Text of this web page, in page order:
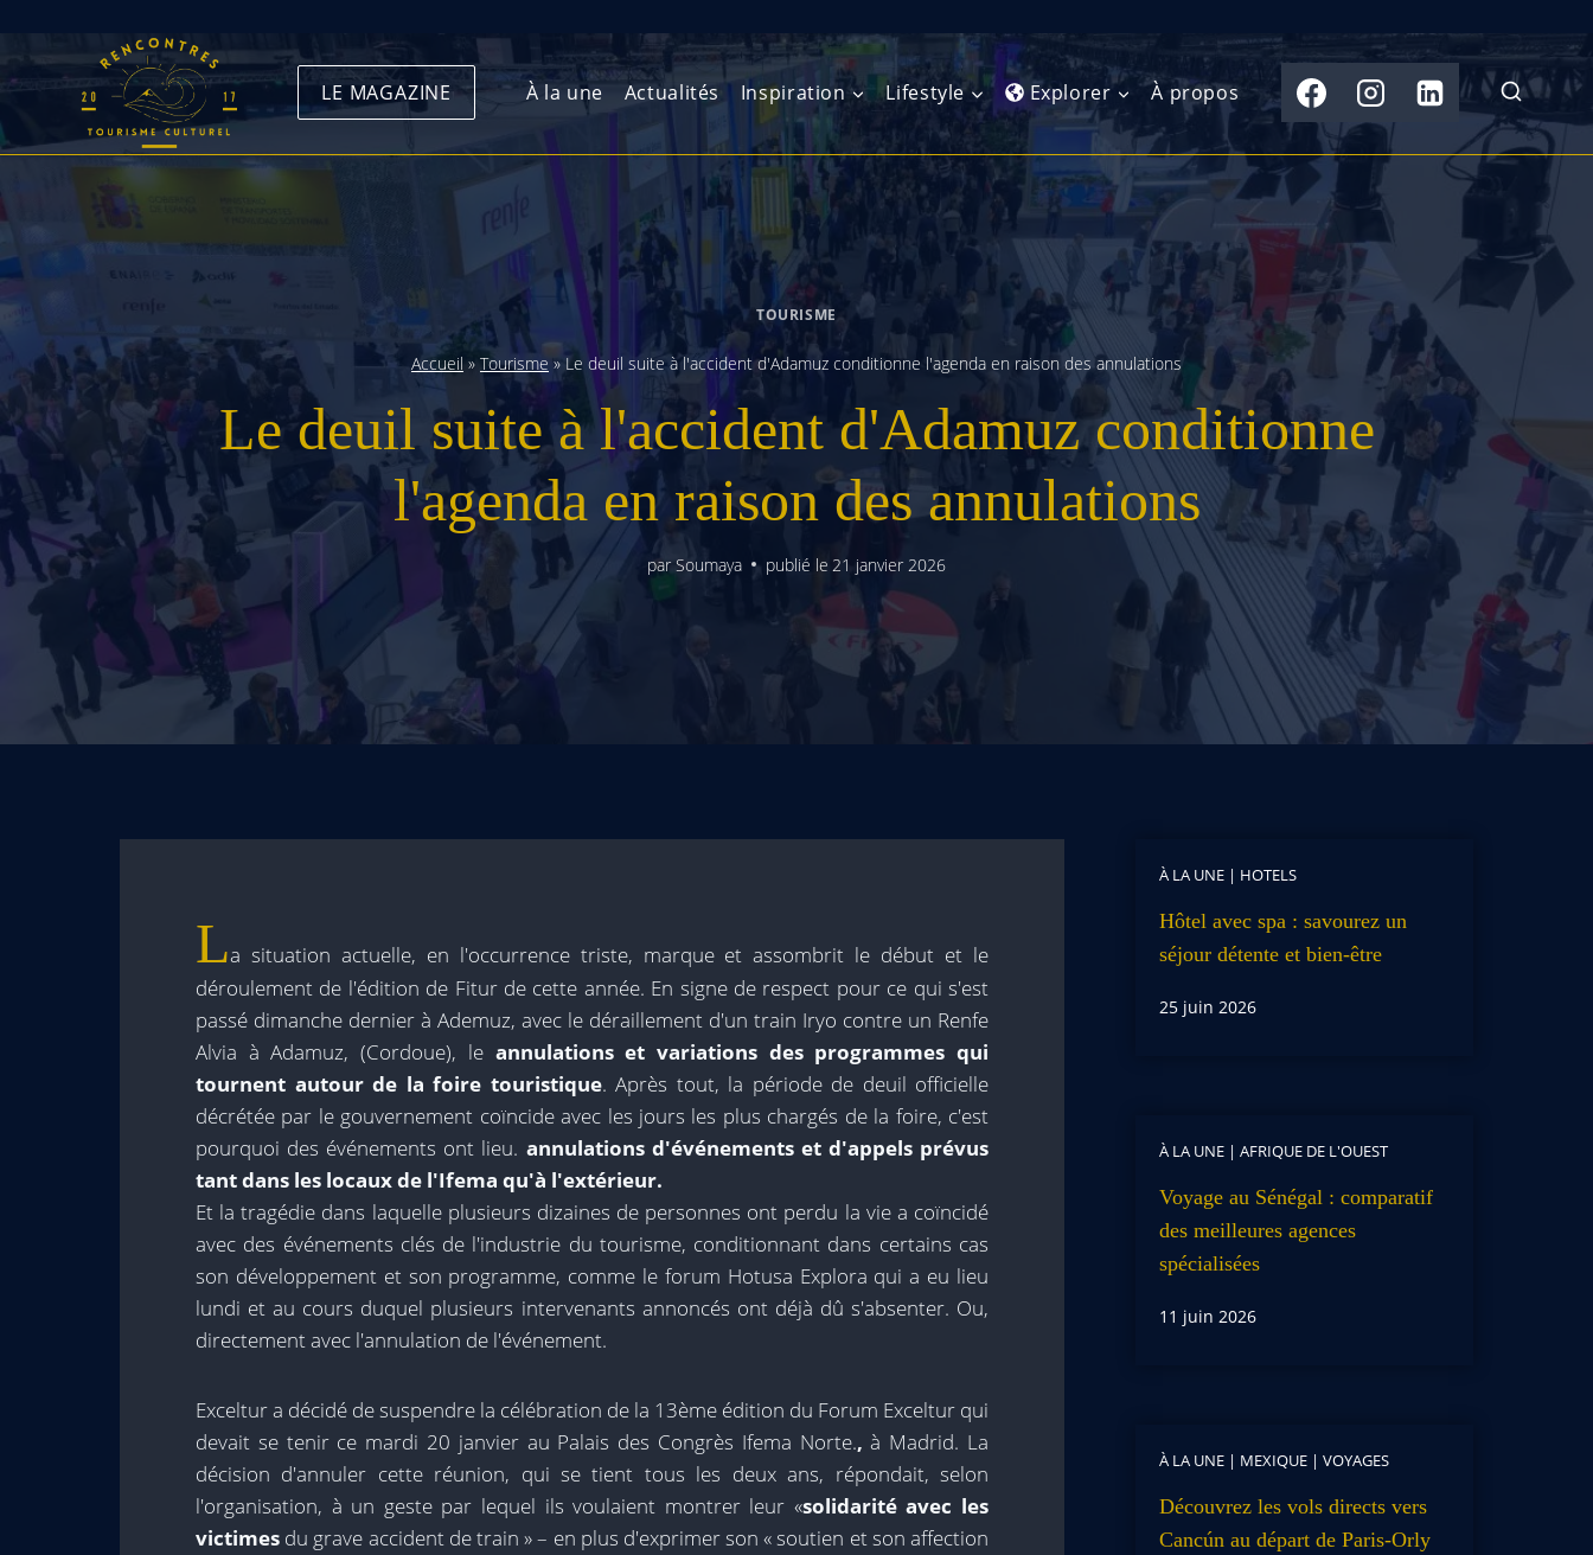
to
LE MAGAZINE À la une Actualités Inspiration Lifestyle Explorer
Europe de l’Ouest
Europe du Nord
Europe centrale
Europe de l’Est
Balkans
Amérique du Nord
Amérique centrale
Antilles et Caraïbes
Afrique de l’Ouest
Afrique de l’Est
Afrique australe
Moyen-Orient
Sous-continent
Asie du Sud-Est
Extrême-Orient
Australasie
À propos
TOURISME
Accueil » Tourisme » Le deuil suite à l'accident d'Adamuz conditionne l'agenda en raison des annulations
Le deuil suite à l'accident d'Adamuz conditionne
l'agenda en raison des annulations
par Soumaya publié le 21 janvier 2026
La situation actuelle, en l'occurrence triste, marque et assombrit le début et le
déroulement de l'édition de Fitur de cette année. En signe de respect pour ce qui s'est
passé dimanche dernier à Ademuz, avec le déraillement d'un train Iryo contre un Renfe
Alvia à Adamuz, (Cordoue), le annulations et variations des programmes qui
tournent autour de la foire touristique. Après tout, la période de deuil officielle
décrétée par le gouvernement coïncide avec les jours les plus chargés de la foire, c'est
pourquoi des événements ont lieu. annulations d'événements et d'appels prévus
tant dans les locaux de l'Ifema qu'à l'extérieur.
Et la tragédie dans laquelle plusieurs dizaines de personnes ont perdu la vie a coïncidé
avec des événements clés de l'industrie du tourisme, conditionnant dans certains cas
son développement et son programme, comme le forum Hotusa Explora qui a eu lieu
lundi et au cours duquel plusieurs intervenants annoncés ont déjà dû s'absenter. Ou,
directement avec l'annulation de l'événement.
Exceltur a décidé de suspendre la célébration de la 13ème édition du Forum Exceltur qui
devait se tenir ce mardi 20 janvier au Palais des Congrès Ifema Norte., à Madrid. La
décision d'annuler cette réunion, qui se tient tous les deux ans, répondait, selon
l'organisation, à un geste par lequel ils voulaient montrer leur «solidarité avec les
victimes du grave accident de train » – en plus d'exprimer son « soutien et son affection
À LA UNE| HOTELS
Hôtel avec spa : savourez un
séjour détente et bien-être
25 juin 2026
À LA UNE| AFRIQUE DE L'OUEST
Voyage au Sénégal : comparatif
des meilleures agences
spécialisées
11 juin 2026
À LA UNE| MEXIQUE| VOYAGES
Découvrez les vols directs vers
Cancún au départ de Paris-Orly